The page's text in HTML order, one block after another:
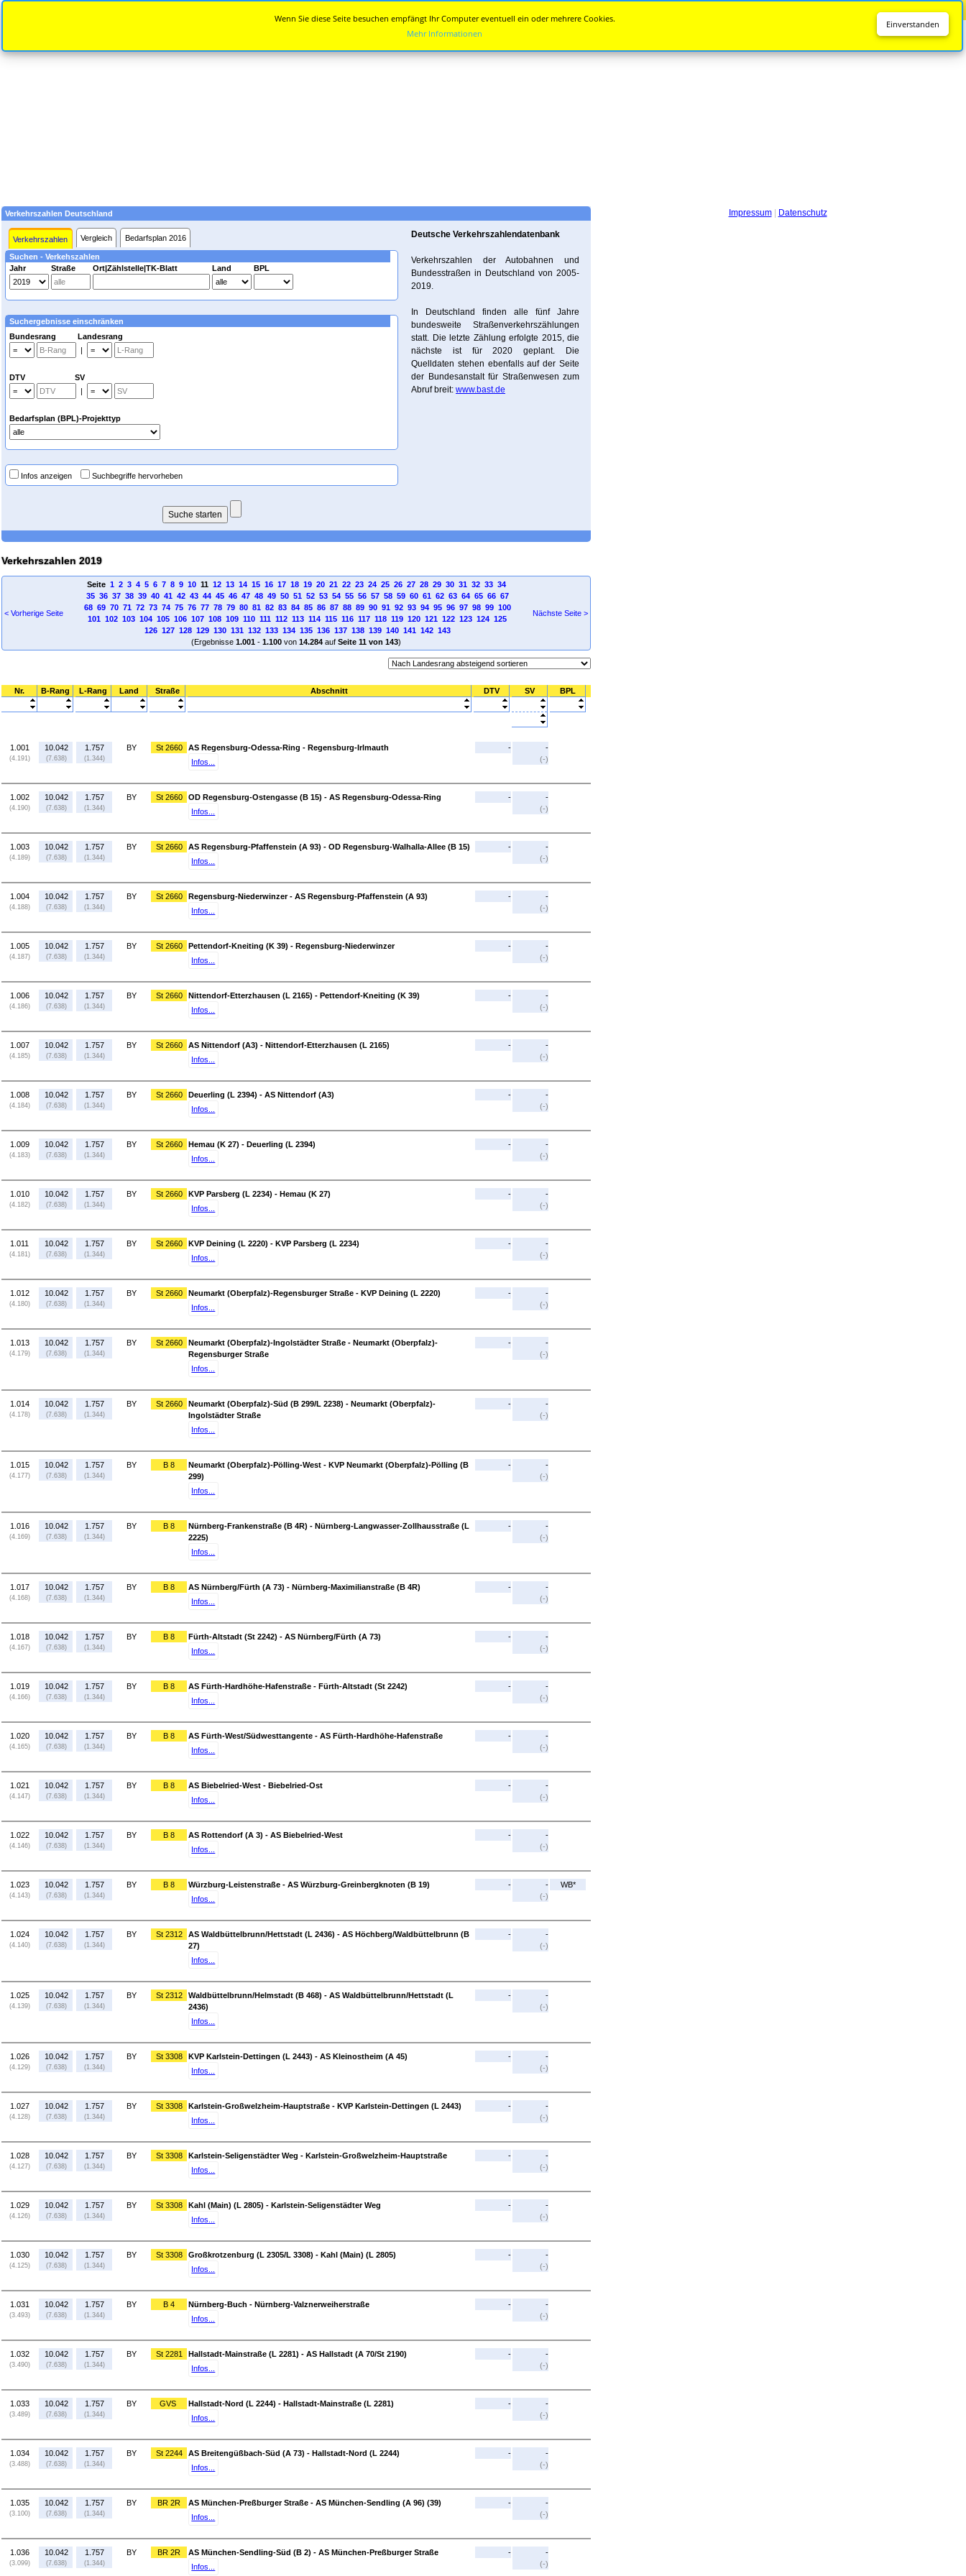
Verkehrszahlen Deutschland
Verkehrszahlen Vergleich Bedarfsplan 2016
Suchen - Verkehszahlen
Jahr
Straße Ort|Zählstelle|TK-Blatt Land BPL
Suchergebnisse einschränken
Bundesrang Landesrang
|
DTV SV
|
Bedarfsplan (BPL)-Projekttyp
Infos anzeigen Suchbegriffe hervorheben
Deutsche Verkehrszahlendatenbank
Verkehrszahlen der Autobahnen und
Bundesstraßen in Deutschland von 2005-
2019.
In Deutschland finden alle fünf Jahre
bundesweite Straßenverkehrszählungen
statt. Die letzte Zählung erfolgte 2015, die
nächste ist für 2020 geplant. Die
Quelldaten stehen ebenfalls auf der Seite
der Bundesanstalt für Straßenwesen zum
Abruf breit: www.bast.de
Verkehrszahlen 2019
< Vorherige Seite
Seite 1 2 3 4 5 6 7 8 9 1011 12 13 14 15 16 17 18 19 20 21 22 23 24 25 26 27 28 29 30 31 32 33 34
35 36 37 38 39 40 41 42 43 44 45 46 47 48 49 50 51 52 53 54 55 56 57 58 59 60 61 62 63 64 65 66 67
68 69 70 71 72 73 74 75 76 77 78 79 80 81 82 83 84 85 86 87 88 89 90 91 92 93 94 95 96 97 98 99 100
101 102 103 104 105 106 107 108 109 110 111 112 113 114 115 116 117 118 119 120 121 122 123 124 125
126 127 128 129 130 131 132 133 134 135 136 137 138 139 140 141 142 143
(Ergebnisse 1.001 - 1.100 von 14.284 auf Seite 11 von 143)
Nächste Seite >
Nr. B-Rang L-Rang Land Straße Abschnitt DTV SV BPL
1.001
(4.191)
10.042
(7.638)
1.757
(1.344)
BY St 2660
AS Regensburg-Odessa-Ring - Regensburg-Irlmauth
Infos...
-
-
(-)
1.002
(4.190)
10.042
(7.638)
1.757
(1.344)
BY St 2660
OD Regensburg-Ostengasse (B 15) - AS Regensburg-Odessa-Ring
Infos...
-
-
(-)
1.003
(4.189)
10.042
(7.638)
1.757
(1.344)
BY St 2660
AS Regensburg-Pfaffenstein (A 93) - OD Regensburg-Walhalla-Allee (B 15)
Infos...
-
-
(-)
1.004
(4.188)
10.042
(7.638)
1.757
(1.344)
BY St 2660
Regensburg-Niederwinzer - AS Regensburg-Pfaffenstein (A 93)
Infos...
-
-
(-)
1.005
(4.187)
10.042
(7.638)
1.757
(1.344)
BY St 2660
Pettendorf-Kneiting (K 39) - Regensburg-Niederwinzer
Infos...
-
-
(-)
1.006
(4.186)
10.042
(7.638)
1.757
(1.344)
BY St 2660
Nittendorf-Etterzhausen (L 2165) - Pettendorf-Kneiting (K 39)
Infos...
-
-
(-)
1.007
(4.185)
10.042
(7.638)
1.757
(1.344)
BY St 2660
AS Nittendorf (A3) - Nittendorf-Etterzhausen (L 2165)
Infos...
-
-
(-)
1.008
(4.184)
10.042
(7.638)
1.757
(1.344)
BY St 2660
Deuerling (L 2394) - AS Nittendorf (A3)
Infos...
-
-
(-)
1.009
(4.183)
10.042
(7.638)
1.757
(1.344)
BY St 2660
Hemau (K 27) - Deuerling (L 2394)
Infos...
-
-
(-)
1.010
(4.182)
10.042
(7.638)
1.757
(1.344)
BY St 2660
KVP Parsberg (L 2234) - Hemau (K 27)
Infos...
-
-
(-)
1.011
(4.181)
10.042
(7.638)
1.757
(1.344)
BY St 2660
KVP Deining (L 2220) - KVP Parsberg (L 2234)
Infos...
-
-
(-)
1.012
(4.180)
10.042
(7.638)
1.757
(1.344)
BY St 2660
Neumarkt (Oberpfalz)-Regensburger Straße - KVP Deining (L 2220)
Infos...
-
-
(-)
1.013
(4.179)
10.042
(7.638)
1.757
(1.344)
BY St 2660
Neumarkt (Oberpfalz)-Ingolstädter Straße - Neumarkt (Oberpfalz)-
Regensburger Straße
Infos...
-
-
(-)
1.014
(4.178)
10.042
(7.638)
1.757
(1.344)
BY St 2660
Neumarkt (Oberpfalz)-Süd (B 299/L 2238) - Neumarkt (Oberpfalz)-
Ingolstädter Straße
Infos...
-
-
(-)
1.015
(4.177)
10.042
(7.638)
1.757
(1.344)
BY B 8
Neumarkt (Oberpfalz)-Pölling-West - KVP Neumarkt (Oberpfalz)-Pölling (B
299)
Infos...
-
-
(-)
1.016
(4.169)
10.042
(7.638)
1.757
(1.344)
BY B 8
Nürnberg-Frankenstraße (B 4R) - Nürnberg-Langwasser-Zollhausstraße (L
2225)
Infos...
-
-
(-)
1.017
(4.168)
10.042
(7.638)
1.757
(1.344)
BY B 8
AS Nürnberg/Fürth (A 73) - Nürnberg-Maximilianstraße (B 4R)
Infos...
-
-
(-)
1.018
(4.167)
10.042
(7.638)
1.757
(1.344)
BY B 8
Fürth-Altstadt (St 2242) - AS Nürnberg/Fürth (A 73)
Infos...
-
-
(-)
1.019
(4.166)
10.042
(7.638)
1.757
(1.344)
BY B 8
AS Fürth-Hardhöhe-Hafenstraße - Fürth-Altstadt (St 2242)
Infos...
-
-
(-)
1.020
(4.165)
10.042
(7.638)
1.757
(1.344)
BY B 8
AS Fürth-West/Südwesttangente - AS Fürth-Hardhöhe-Hafenstraße
Infos...
-
-
(-)
1.021
(4.147)
10.042
(7.638)
1.757
(1.344)
BY B 8
AS Biebelried-West - Biebelried-Ost
Infos...
-
-
(-)
1.022
(4.146)
10.042
(7.638)
1.757
(1.344)
BY B 8
AS Rottendorf (A 3) - AS Biebelried-West
Infos...
-
-
(-)
1.023
(4.143)
10.042
(7.638)
1.757
(1.344)
BY B 8
Würzburg-Leistenstraße - AS Würzburg-Greinbergknoten (B 19)
Infos...
-
-
(-)
WB*
1.024
(4.140)
10.042
(7.638)
1.757
(1.344)
BY St 2312
AS Waldbüttelbrunn/Hettstadt (L 2436) - AS Höchberg/Waldbüttelbrunn (B
27)
Infos...
-
-
(-)
1.025
(4.139)
10.042
(7.638)
1.757
(1.344)
BY St 2312
Waldbüttelbrunn/Helmstadt (B 468) - AS Waldbüttelbrunn/Hettstadt (L
2436)
Infos...
-
-
(-)
1.026
(4.129)
10.042
(7.638)
1.757
(1.344)
BY St 3308
KVP Karlstein-Dettingen (L 2443) - AS Kleinostheim (A 45)
Infos...
-
-
(-)
1.027
(4.128)
10.042
(7.638)
1.757
(1.344)
BY St 3308
Karlstein-Großwelzheim-Hauptstraße - KVP Karlstein-Dettingen (L 2443)
Infos...
-
-
(-)
1.028
(4.127)
10.042
(7.638)
1.757
(1.344)
BY St 3308
Karlstein-Seligenstädter Weg - Karlstein-Großwelzheim-Hauptstraße
Infos...
-
-
(-)
1.029
(4.126)
10.042
(7.638)
1.757
(1.344)
BY St 3308
Kahl (Main) (L 2805) - Karlstein-Seligenstädter Weg
Infos...
-
-
(-)
1.030
(4.125)
10.042
(7.638)
1.757
(1.344)
BY St 3308
Großkrotzenburg (L 2305/L 3308) - Kahl (Main) (L 2805)
Infos...
-
-
(-)
1.031
(3.493)
10.042
(7.638)
1.757
(1.344)
BY B 4
Nürnberg-Buch - Nürnberg-Valznerweiherstraße
Infos...
-
-
(-)
1.032
(3.490)
10.042
(7.638)
1.757
(1.344)
BY St 2281
Hallstadt-Mainstraße (L 2281) - AS Hallstadt (A 70/St 2190)
Infos...
-
-
(-)
1.033
(3.489)
10.042
(7.638)
1.757
(1.344)
BY GVS
Hallstadt-Nord (L 2244) - Hallstadt-Mainstraße (L 2281)
Infos...
-
-
(-)
1.034
(3.488)
10.042
(7.638)
1.757
(1.344)
BY St 2244
AS Breitengüßbach-Süd (A 73) - Hallstadt-Nord (L 2244)
Infos...
-
-
(-)
1.035
(3.100)
10.042
(7.638)
1.757
(1.344)
BY BR 2R
AS München-Preßburger Straße - AS München-Sendling (A 96) (39)
Infos...
-
-
(-)
1.036
(3.099)
10.042
(7.638)
1.757
(1.344)
BY BR 2R
AS München-Sendling-Süd (B 2) - AS München-Preßburger Straße
Infos...
-
-
(-)
Impressum| Datenschutz
Einverstanden
Wenn Sie diese Seite besuchen empfängt Ihr Computer eventuell ein oder mehrere Cookies.
Mehr Informationen